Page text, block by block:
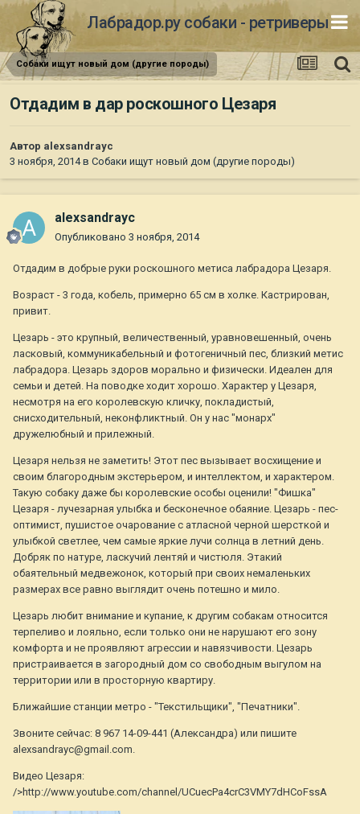
Лабрадор.ру собаки - ретриверы
Собаки ищут новый дом (другие породы)
Отдадим в дар роскошного Цезаря
Автор alexsandrayc
3 ноября, 2014в Собаки ищут новый дом (другие породы)
alexsandrayc
Опубликовано 3 ноября, 2014
Отдадим в добрые руки роскошного метиса лабрадора Цезаря.
Возраст - 3 года, кобель, примерно 65 см в холке. Кастрирован,
привит.
Цезарь - это крупный, величественный, уравновешенный, очень
ласковый, коммуникабельный и фотогеничный пес, близкий метис
лабрадора. Цезарь здоров морально и физически. Идеален для
семьи и детей. На поводке ходит хорошо. Характер у Цезаря,
несмотря на его королевскую кличку, покладистый,
снисходительный, неконфликтный. Он у нас "монарх"
дружелюбный и прилежный.
Цезаря нельзя не заметить! Этот пес вызывает восхищение и
своим благородным экстерьером, и интеллектом, и характером.
Такую собаку даже бы королевские особы оценили! "Фишка"
Цезаря - лучезарная улыбка и бесконечное обаяние. Цезарь - пес-
оптимист, пушистое очарование с атласной черной шерсткой и
улыбкой светлее, чем самые яркие лучи солнца в летний день.
Добряк по натуре, ласкучий лентяй и чистюля. Этакий
обаятельный медвежонок, который при своих немаленьких
размерах все равно выглядит очень потешно и мило.
Цезарь любит внимание и купание, к другим собакам относится
терпеливо и лояльно, если только они не нарушают его зону
комфорта и не проявляют агрессии и навязчивости. Цезарь
пристраивается в загородный дом со свободным выгулом на
территории или в просторную квартиру.
Ближайшие станции метро - "Текстильщики", "Печатники".
Звоните сейчас: 8 967 14-09-441 (Александра) или пишите
alexsandrayc@gmail.com.
Видео Цезаря:
/>http://www.youtube.com/channel/UCuecPa4crC3VMY7dHCoFssA